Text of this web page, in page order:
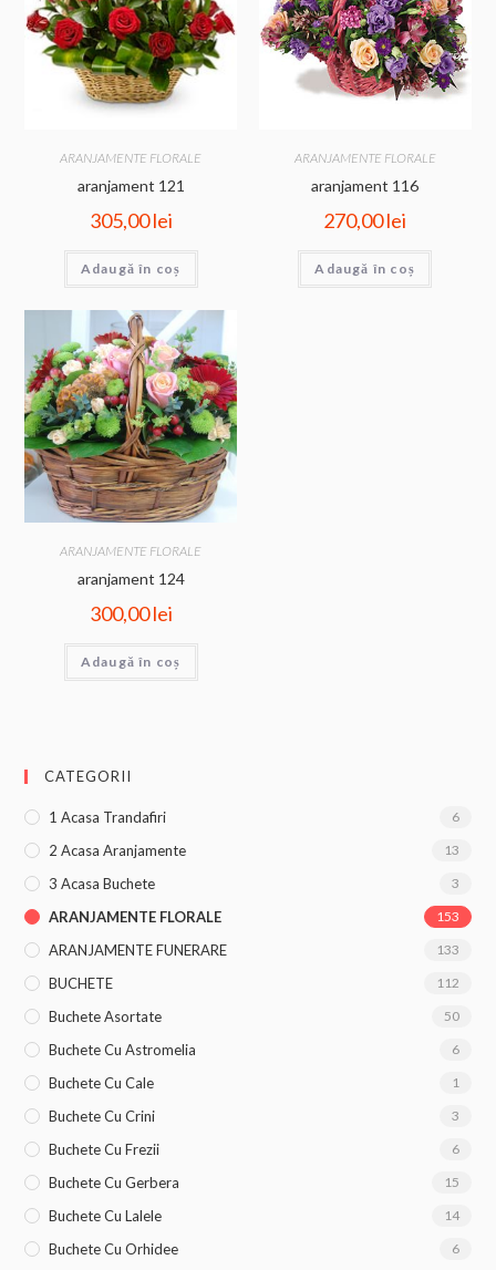
ARANJAMENTE FLORALE
aranjament 121
305,00lei
Adaugă în coș
ARANJAMENTE FLORALE
aranjament 116
270,00lei
Adaugă în coș
ARANJAMENTE FLORALE
aranjament 124
300,00lei
Adaugă în coș
CATEGORII
1 Acasa Trandafiri 6
2 Acasa Aranjamente 13
3 Acasa Buchete 3
ARANJAMENTE FLORALE 153
ARANJAMENTE FUNERARE 133
BUCHETE 112
Buchete Asortate 50
Buchete Cu Astromelia 6
Buchete Cu Cale 1
Buchete Cu Crini 3
Buchete Cu Frezii 6
Buchete Cu Gerbera 15
Buchete Cu Lalele 14
Buchete Cu Orhidee 6